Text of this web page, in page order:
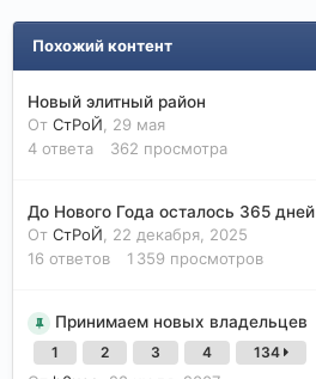
Похожий контент
Новый элитный район
От СтРоЙ, 29 мая
4 ответа 362 просмотра
До Нового Года осталось 365 дней
От СтРоЙ, 22 декабря, 2025
16 ответов 1 359 просмотров
Принимаем новых владельцев
1 2 3 4 134